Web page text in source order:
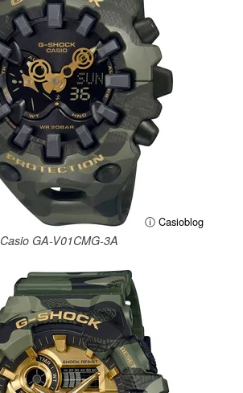
ⓘ Casioblog
Casio GA-V01CMG-3A